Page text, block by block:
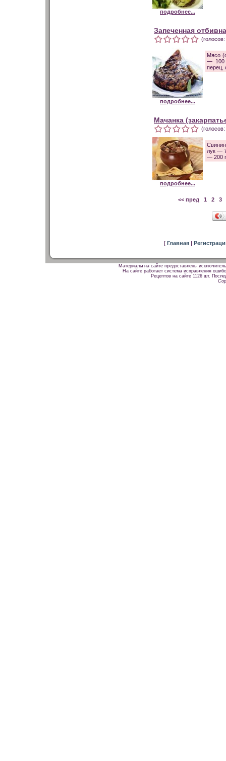
подробнее...
Запеченная
подробнее...
Мясо
— 100
перец,
Мачанка
подробнее...
лук —
— 200
<< пред 1 2 3
[ Главная |
Материалы на сайте предоставлены
На сайте работает система исправления
Рецептов на сайте 1126 шт.